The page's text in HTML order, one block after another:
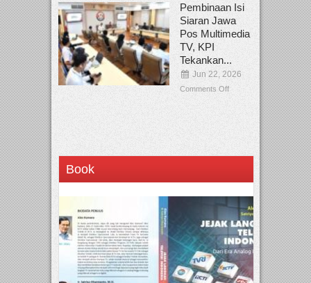
Pembinaan Isi
Siaran Jawa
Pos Multimedia
TV, KPI
Tekankan...
Jun 22, 2026
Comments Off
Book